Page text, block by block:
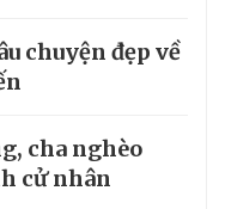
chuyện đẹp về
cha nghèo
cử nhân